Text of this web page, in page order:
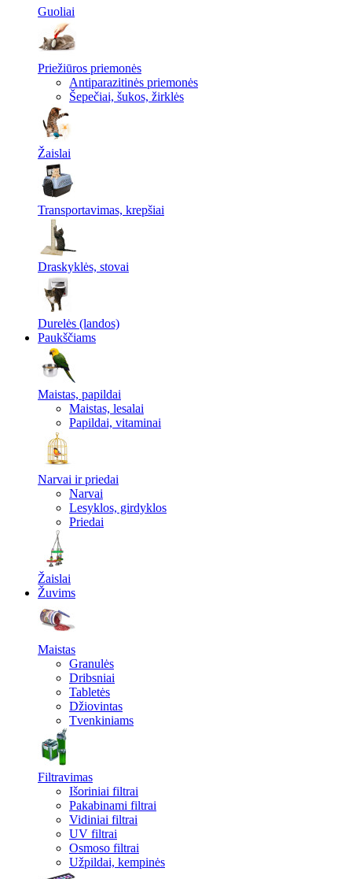
Guoliai
Priežiūros priemonės
Antiparazitinės priemonės
Šepečiai, šukos, žirklės
Žaislai
Transportavimas, krepšiai
Draskyklės, stovai
Durelės (landos)
Paukščiams
Maistas, papildai
Maistas, lesalai
Papildai, vitaminai
Narvai ir priedai
Narvai
Lesyklos, girdyklos
Priedai
Žaislai
Žuvims
Maistas
Granulės
Dribsniai
Tabletės
Džiovintas
Tvenkiniams
Filtravimas
Išoriniai filtrai
Pakabinami filtrai
Vidiniai filtrai
UV filtrai
Osmoso filtrai
Užpildai, kempinės